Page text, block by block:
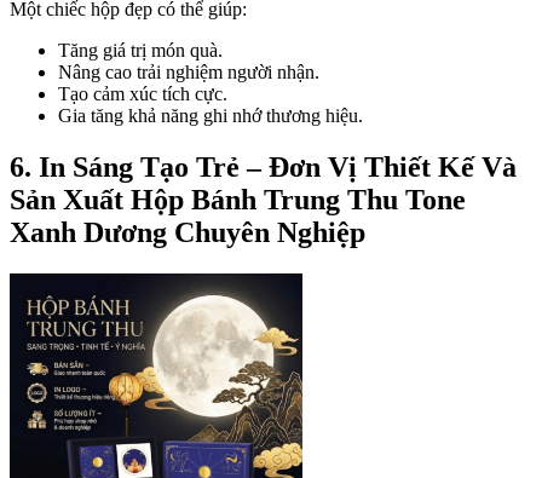
Một chiếc hộp đẹp có thể giúp:
Tăng giá trị món quà.
Nâng cao trải nghiệm người nhận.
Tạo cảm xúc tích cực.
Gia tăng khả năng ghi nhớ thương hiệu.
6. In Sáng Tạo Trẻ – Đơn Vị Thiết Kế Và
Sản Xuất Hộp Bánh Trung Thu Tone
Xanh Dương Chuyên Nghiệp